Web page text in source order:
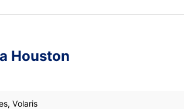
Houston
Volaris